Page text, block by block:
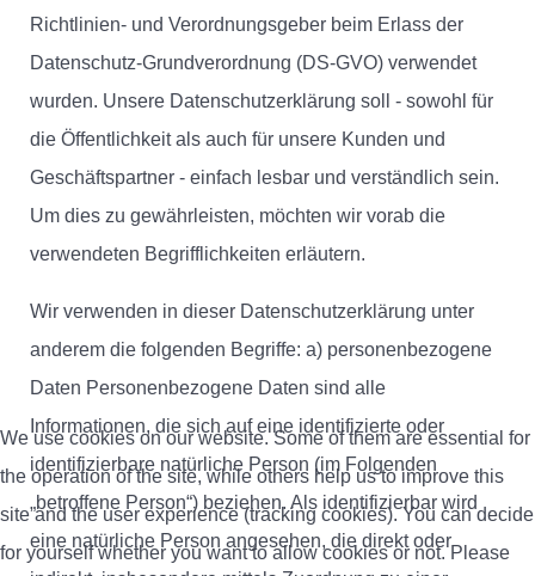
Richtlinien- und Verordnungsgeber beim Erlass der
Datenschutz-Grundverordnung (DS-GVO) verwendet
wurden. Unsere Datenschutzerklärung soll - sowohl für
die Öffentlichkeit als auch für unsere Kunden und
Geschäftspartner - einfach lesbar und verständlich sein.
Um dies zu gewährleisten, möchten wir vorab die
verwendeten Begrifflichkeiten erläutern.
Wir verwenden in dieser Datenschutzerklärung unter
anderem die folgenden Begriffe: a) personenbezogene
Daten Personenbezogene Daten sind alle
Informationen, die sich auf eine identifizierte oder
identifizierbare natürliche Person (im Folgenden
„betroffene Person“) beziehen. Als identifizierbar wird
eine natürliche Person angesehen, die direkt oder
We use cookies on our website. Some of them are essential for
the operation of the site, while others help us to improve this
site and the user experience (tracking cookies). You can decide
for yourself whether you want to allow cookies or not. Please